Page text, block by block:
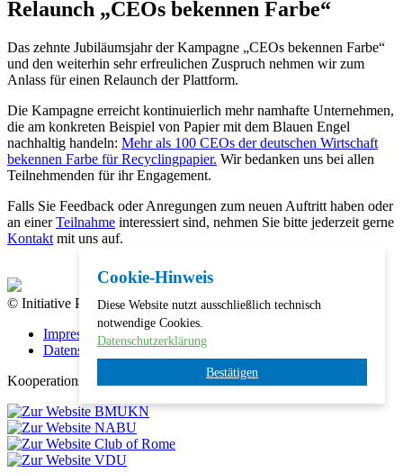
Relaunch „CEOs bekennen Farbe“
Das zehnte Jubiläumsjahr der Kampagne „CEOs bekennen Farbe“
und den weiterhin sehr erfreulichen Zuspruch nehmen wir zum
Anlass für einen Relaunch der Plattform.
Die Kampagne erreicht kontinuierlich mehr namhafte Unternehmen,
die am konkreten Beispiel von Papier mit dem Blauen Engel
nachhaltig handeln: Mehr als 100 CEOs der deutschen Wirtschaft
bekennen Farbe für Recyclingpapier. Wir bedanken uns bei allen
Teilnehmenden für ihr Engagement.
Falls Sie Feedback oder Anregungen zum neuen Auftritt haben oder
an einerTeilnahme interessiert sind, nehmen Sie bitte jederzeit gerne
Kontakt mit uns auf.
© Initiative Pro Recyclingpapier 2026
Impressum
Datenschutz
Kooperationspartner
Cookie-Hinweis
Diese Website nutzt ausschließlich technisch
notwendige Cookies.
Datenschutzerklärung
Bestätigen